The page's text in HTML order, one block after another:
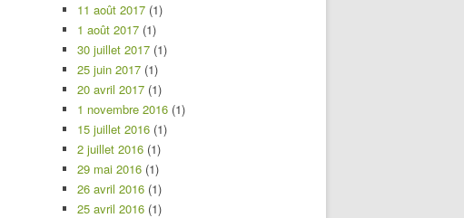
11 août 2017 (1)
1 août 2017 (1)
30 juillet 2017 (1)
25 juin 2017 (1)
20 avril 2017 (1)
1 novembre 2016 (1)
15 juillet 2016 (1)
2 juillet 2016 (1)
29 mai 2016 (1)
26 avril 2016 (1)
25 avril 2016 (1)